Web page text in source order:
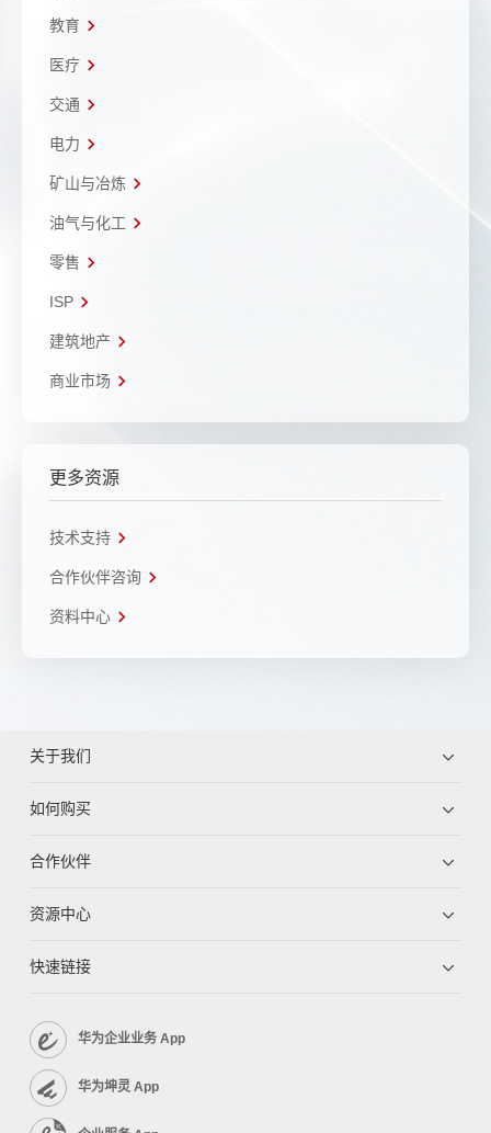
教育
医疗
交通
电力
矿山与冶炼
油气与化工
零售
ISP
建筑地产
商业市场
更多资源
技术支持
合作伙伴咨询
资料中心
关于我们
如何购买
合作伙伴
资源中心
快速链接
华为企业业务 App
华为坤灵 App